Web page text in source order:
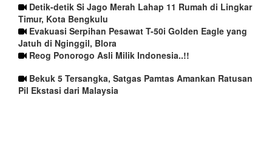
Detik-detik Si Jago Merah Lahap 11 Rumah di Lingkar
Timur, Kota Bengkulu
Evakuasi Serpihan Pesawat T-50i Golden Eagle yang
Jatuh di Nginggil, Blora
Reog Ponorogo Asli Milik Indonesia..!!
Bekuk 5 Tersangka, Satgas Pamtas Amankan Ratusan
Pil Ekstasi dari Malaysia